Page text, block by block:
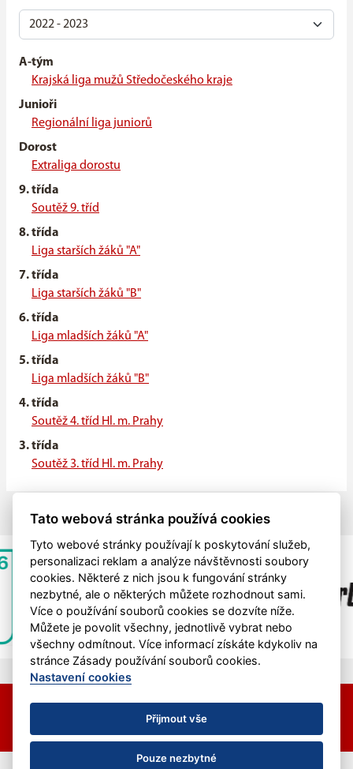
A-tým
Krajská liga mužů Středočeského kraje
Junioři
Regionální liga juniorů
Dorost
Extraliga dorostu
9. třída
Soutěž 9. tříd
8. třída
Liga starších žáků "A"
7. třída
Liga starších žáků "B"
6. třída
Liga mladších žáků "A"
5. třída
Liga mladších žáků "B"
4. třída
Soutěž 4. tříd Hl. m. Prahy
3. třída
Soutěž 3. tříd Hl. m. Prahy
Nastavení cookies
© 2026 HC Hvězda Praha &eSports.cz
Tato webová stránka používá cookies
Tyto webové stránky používají k poskytování služeb,
personalizaci reklam a analýze návštěvnosti soubory
cookies. Některé z nich jsou k fungování stránky
nezbytné, ale o některých můžete rozhodnout sami.
Více o používání souborů cookies se dozvíte níže.
Můžete je povolit všechny, jednotlivě vybrat nebo
všechny odmítnout. Více informací získáte kdykoliv na
stránce Zásady používání souborů cookies.
Nastavení cookies
Přijmout vše
Pouze nezbytné